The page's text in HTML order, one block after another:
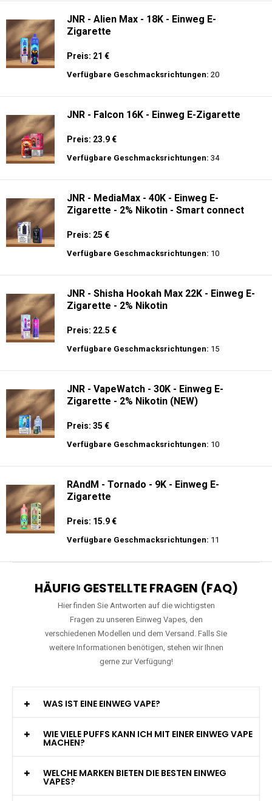
JNR - Alien Max - 18K - Einweg E-
Zigarette
Preis: 21 €
Verfügbare Geschmacksrichtungen: 20
JNR - Falcon 16K - Einweg E-Zigarette
Preis: 23.9 €
Verfügbare Geschmacksrichtungen: 34
JNR - MediaMax - 40K - Einweg E-
Zigarette - 2% Nikotin - Smart connect
Preis: 25 €
Verfügbare Geschmacksrichtungen: 10
JNR - Shisha Hookah Max 22K - Einweg E-
Zigarette - 2% Nikotin
Preis: 22.5 €
Verfügbare Geschmacksrichtungen: 15
JNR - VapeWatch - 30K - Einweg E-
Zigarette - 2% Nikotin (NEW)
Preis: 35 €
Verfügbare Geschmacksrichtungen: 10
RAndM - Tornado - 9K - Einweg E-
Zigarette
Preis: 15.9 €
Verfügbare Geschmacksrichtungen: 11
HÄUFIG GESTELLTE FRAGEN (FAQ)
Hier finden Sie Antworten auf die wichtigsten
Fragen zu unseren Einweg Vapes, den
verschiedenen Modellen und dem Versand. Falls Sie
weitere Informationen benötigen, stehen wir Ihnen
gerne zur Verfügung!
WAS IST EINE EINWEG VAPE?
WIE VIELE PUFFS KANN ICH MIT EINER EINWEG VAPE
MACHEN?
WELCHE MARKEN BIETEN DIE BESTEN EINWEG
VAPES?